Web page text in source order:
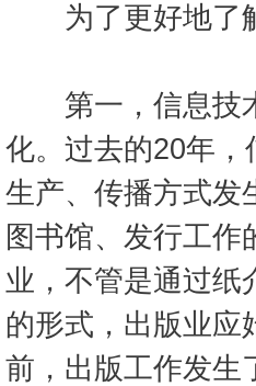
为了更好地了解
第一，信息技术
化。过去的20年
生产、传播方式发
图书馆、发行工
业，不管是通过纸
的形式，出版业应
前，出版工作发生